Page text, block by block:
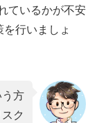
ているかが不安
行いましょ
う方
ク